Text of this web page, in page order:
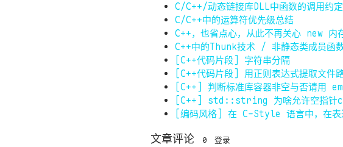
C/C++/动态链接库DLL中函数的调用约定
C/C++中的运算符优先级总结
C++，也省点心，从此不再关心 new 内
C++中的Thunk技术 / 非静态类成员函
[C++代码片段] 字符串分隔
[C++代码片段] 用正则表达式提取文件
[C++] 判断标准库容器非空与否请用
[C++] std::string 为啥允许空指针
[编码风格] 在 C-Style 语言中，在表
文章评论 0 登录